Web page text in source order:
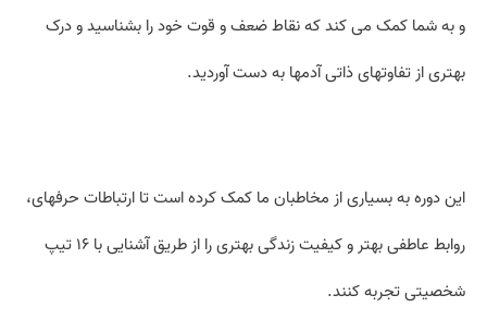
و به شما کمک می­ کند که نقاط ضعف و قوت خود را بشناسید و درک
بهتری از تفاوت­های ذاتی آدم­ها به دست آوردید.
این دوره به بسیاری از مخاطبان ما کمک کرده است تا ارتباطات حرفه­ای،
روابط عاطفی بهتر و کیفیت زندگی بهتری را از طریق آشنایی با ۱۶ تیپ
شخصیتی تجربه کنند.